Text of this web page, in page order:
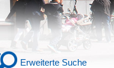
Erweiterte Suche